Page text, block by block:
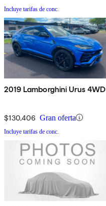
Incluye tarifas de conc.
2019 Lamborghini Urus 4WD
$130,406 Gran oferta
Incluye tarifas de conc.